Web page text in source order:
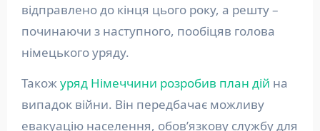
відправлено до кінця цього року, а решту –
починаючи з наступного, пообіцяв голова
німецького уряду.
Такожуряд Німеччини розробив план дій на
випадок війни. Він передбачає можливу
евакуацію населення, обов’язкову службу для